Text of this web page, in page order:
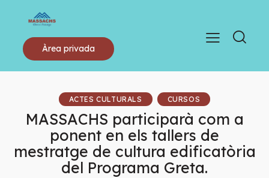
Àrea privada
ACTES CULTURALS CURSOS
MASSACHS participarà com a
ponent en els tallers de
mestratge de cultura edificatòria
del Programa Greta.